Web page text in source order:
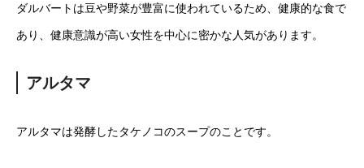
ダルバートは豆や野菜が豊富に使われているため、健康的な食で
あり、健康意識が高い女性を中心に密かな人気があります。
アルタマ
アルタマは発酵したタケノコのスープのことです。